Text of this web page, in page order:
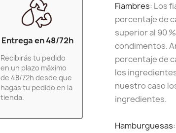
Entrega en 48/72h
Recibirás tu pedido
en un plazo máximo
de 48/72h desde que
hagas tu pedido en la
tienda.
Fiambres: Los
porcentaje de
superior al 90
condimentos.
porcentaje de
los
nuestro caso
ingredientes.
Hamburguesas